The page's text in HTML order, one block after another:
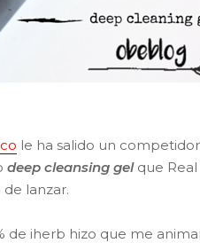
le ha salido un
deep cleansing gelque Real
de lanzar.
de iherb hizo que me